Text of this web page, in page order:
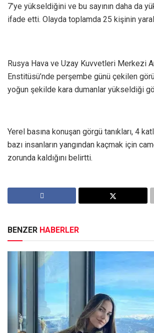
7’ye yükseldiğini ve bu sayının daha da
ifade etti. Olayda toplamda 25 kişinin
Rusya Hava ve Uzay Kuvvetleri Merkezi
Enstitüsü’nde perşembe günü çekilen
yoğun şekilde kara dumanlar yükseldiği
Yerel basına konuşan görgü tanıkları, 4
bazı insanların yangından kaçmak için
zorunda kaldığını belirtti.
BENZER HABERLER